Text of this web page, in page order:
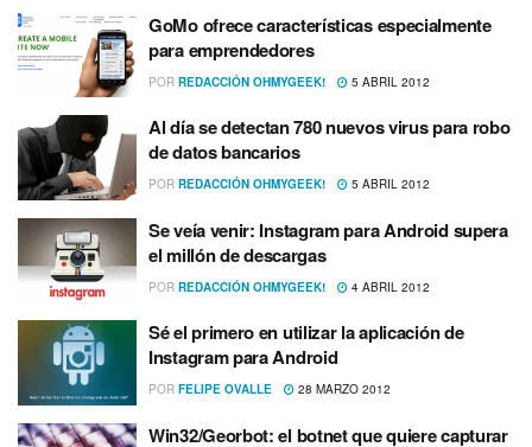
GoMo ofrece caracterí­sticas especialmente
para emprendedores
POR REDACCIÓN OHMYGEEK! 5 ABRIL 2012
Al dí­a se detectan 780 nuevos virus para robo
de datos bancarios
POR REDACCIÓN OHMYGEEK! 5 ABRIL 2012
Se veí­a venir: Instagram para Android supera
el millón de descargas
POR REDACCIÓN OHMYGEEK! 4 ABRIL 2012
Sé el primero en utilizar la aplicación de
Instagram para Android
POR FELIPE OVALLE 28 MARZO 2012
Win32/Georbot: el botnet que quiere capturar